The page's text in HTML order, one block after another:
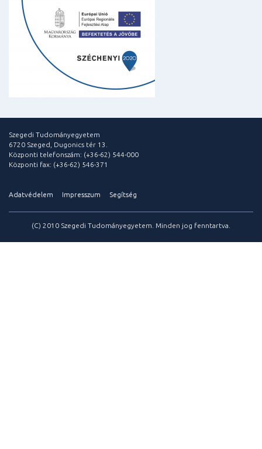
Szegedi Tudományegyetem
6720 Szeged, Dugonics tér 13.
Központi telefonszám: (+36-62) 544-000
Központi fax: (+36-62) 546-371
Adatvédelem Impresszum Segítség
(C) 2010 Szegedi Tudományegyetem. Minden jog fenntartva.